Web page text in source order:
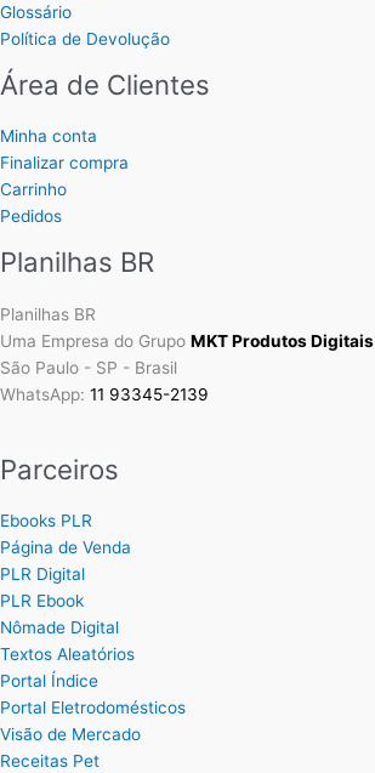
Glossário
Política de Devolução
Área de Clientes
Minha conta
Finalizar compra
Carrinho
Pedidos
Planilhas BR
Planilhas BR
Uma Empresa do Grupo MKT Produtos Digitais
São Paulo - SP - Brasil
WhatsApp: 11 93345-2139
Parceiros
Ebooks PLR
Página de Venda
PLR Digital
PLR Ebook
Nômade Digital
Textos Aleatórios
Portal Índice
Portal Eletrodomésticos
Visão de Mercado
Receitas Pet